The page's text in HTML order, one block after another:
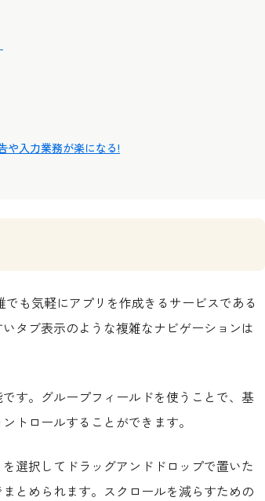
や入力業務が楽になる!
も気軽にアプリを作成きるサービスである
タブ表示のような複雑なナビゲーションは
す。グループフィールドを使うことで、基
トロールすることができます。
選択してドラッグアンドドロップで置いた
とめられます。スクロールを減らすための